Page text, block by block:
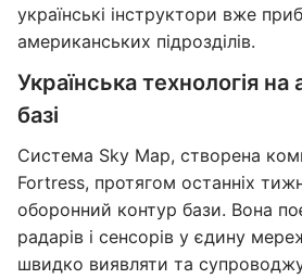
українські інструктори вже
американських підрозділів.
Українська технологія на
базі
Система Sky Map, створена
Fortress, протягом останніх
оборонний контур бази. Вона
радарів і сенсорів у єдину
швидко виявляти та